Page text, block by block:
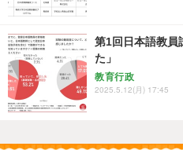
第1回日本語教
た」
教育行政
2025.5.12(月) 17:45